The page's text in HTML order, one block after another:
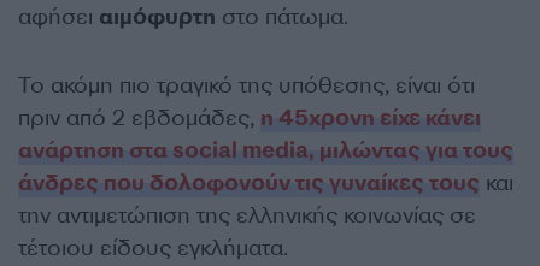
αφήσει αιμόφυρτη στο πάτωμα.
Το ακόμη πιο τραγικό της υπόθεσης, είναι ότι
πριν από 2 εβδομάδες, η 45χρονη είχε κάνει
ανάρτηση στα social media, μιλώντας για τους
άνδρες που δολοφονούν τις γυναίκες τους και
την αντιμετώπιση της ελληνικής κοινωνίας σε
τέτοιου είδους εγκλήματα.